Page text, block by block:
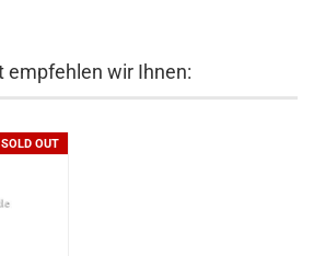
empfehlen wir Ihnen:
SOLD OUT